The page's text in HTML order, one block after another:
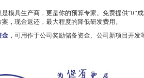
模具生产商，更是你的预算专家。免费提供“0”
，现金返还，最大程度的降低研发费用。
金 ，可用作于公司奖励储备资金、公司新项目开发